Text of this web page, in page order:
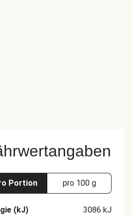
Portion pro 100 g
(kJ) 3086 kJ